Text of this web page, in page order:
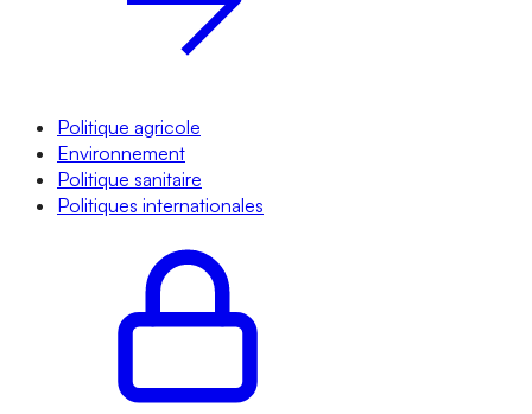
Politique agricole
Environnement
Politique sanitaire
Politiques internationales